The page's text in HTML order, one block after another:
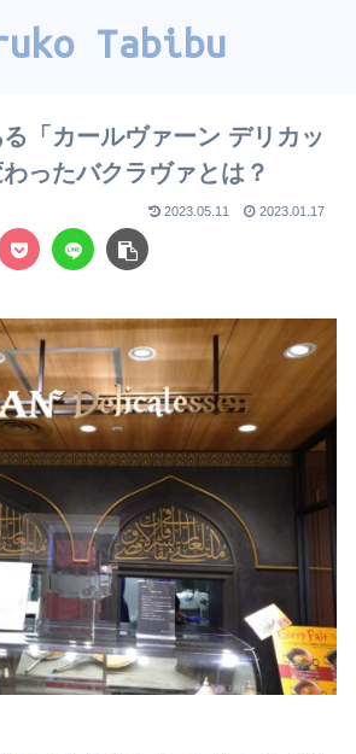
Tabibu
「カールヴァーン デリカッ
ったバクラヴァとは？
2023.05.11 2023.01.17